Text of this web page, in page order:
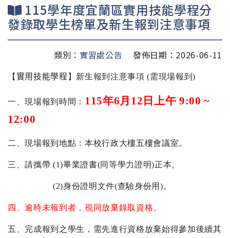
115學年度宜蘭區實用技能學程分
發錄取學生榜單及新生報到注意事項
類別： 實習處公告 發佈日期：2026-06-11
【 實用技能學程 】新生報到注意事項 (需現場報到)
一、現場報到時間： 115年6月 12 日上午 9:00 ~
12:00
二、現場報到地點：本校行政大樓五樓會議室。
三、請攜帶 (1)畢業證書(同等學力證明)正本。
(2)身份證明文件(查驗身份用)。
四、逾時未報到者，視同放棄錄取資格。
五、完成報到之學生，需先進行資格放棄始得參加後續其